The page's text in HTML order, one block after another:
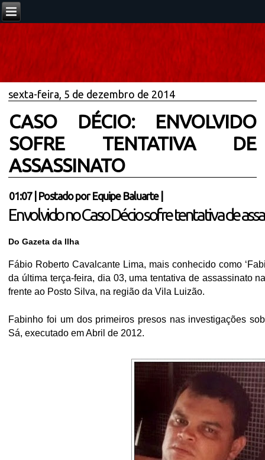
sexta-feira, 5 de dezembro de 2014
CASO DÉCIO: ENVOLVIDO
SOFRE TENTATIVA DE
ASSASSINATO
01:07| Postado por Equipe Baluarte
Envolvido no Caso Décio sofre tentativa de
Do Gazeta da Ilha
Fábio Roberto Cavalcante Lima, mais conhecido como
da última terça-feira, dia 03, uma tentativa de assassinato
frente ao Posto Silva, na região da Vila Luizão.
Fabinho foi um dos primeiros presos nas investigações
Sá, executado em Abril de 2012.